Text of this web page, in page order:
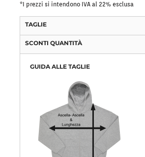
*I prezzi si intendono IVA al 22% esclusa
TAGLIE
SCONTI QUANTITÀ
GUIDA ALLE TAGLIE